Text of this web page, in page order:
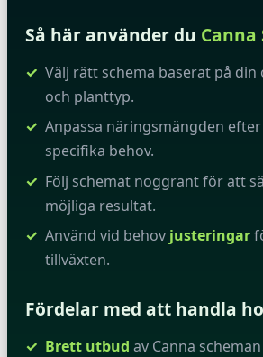
Så här använder du Canna
Välj rätt schema baserat på
och planttyp.
Anpassa näringsmängden
specifika behov.
Följ schemat noggrant för att
möjliga resultat.
Använd vid behov justeringar
tillväxten.
Fördelar med att handla
Brett utbud av Canna scheman